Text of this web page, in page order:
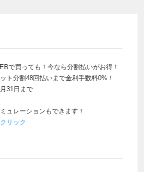
で買っても！今なら分割払いがお得！
ト分割48回払いまで金利手数料0%！
31日まで
ュレーションもできます！
リック